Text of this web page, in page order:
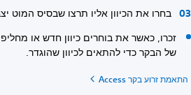
בחרו את הכיוון אליו תרצו שבסיס המוט
זכרו, כאשר את בוחרים כיוון חדש או
של הבקר כדי להתאים לכיוון שהוגדר.
התאמת זרוע בקר Access